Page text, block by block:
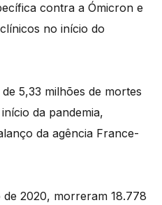
contra a Ómicron e
no início do
5,33 milhões de mortes
da pandemia,
da agência France-
2020, morreram 18.778